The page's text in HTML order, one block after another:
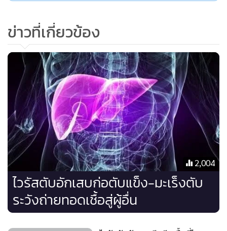
ปัจจุบันเราสามารถตรวจปริมาณพังผืดในเนื้อตับ เพื่อประเมิน
ความเสี่ยงของโรคตับแข็ง และวัดปริมาณไขมันในตับได้ด้วยการ
ตรวจไฟโบรสแกน (Fibroscan)
ข้อดี ของการตรวจไฟโบรสแกน (Fibroscan)
ไม่เกิดความเจ็บปวด และไม่เป็นอันตรายใดๆ กับร่างกาย
ตรวจง่าย รวดเร็ว ใช้เวลาไม่เกิน 5 - 10 นาที
ทราบผลทันที
อาจรู้สึกสั่นสะเทือนบริเวณผิวหนังที่ปลายหัวตรวจเล็กน้อย
ในกรณีที่ต้องติดตามผลอย่างใกล้ชิด สามารถตรวจซ้ำได้หลาย
ข่าวที่เกี่ยวข้อง
2,004
ไวรัสตับอักเสบก่อตับแข็ง-มะเร็งตับ
ระวังถ่ายทอดเชื้อสู่ผู้อื่น